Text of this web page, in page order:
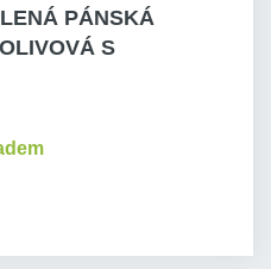
PÁNSKÁ
S